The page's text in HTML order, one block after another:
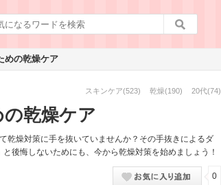
めの乾燥ケア
スキンケア(523) 乾燥(190) 20代(74)
乾燥ケア
乾燥対策に手を抜いていませんか？その手抜きによるダ
後悔しないためにも、今から乾燥対策を始めましょう！
0